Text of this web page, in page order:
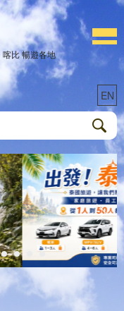
比 暢遊各地
EN